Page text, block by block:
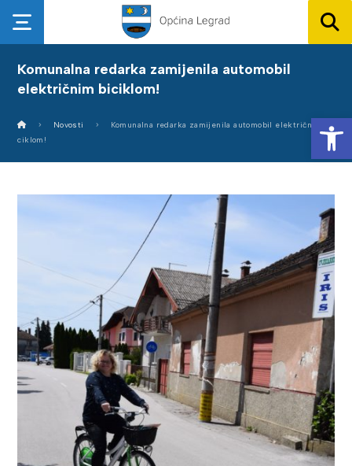
Komunalna redarka zamijenila automobil
električnim biciklom!
Novosti
Komunalna redarka zamijenila automobil električnim bi
ciklom!